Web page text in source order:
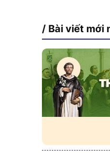
/ Bài viết mới